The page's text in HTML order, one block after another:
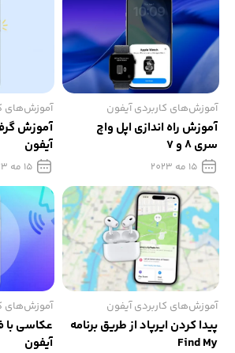
آموزش‌های کاربردی آیفون
آموزش راه اندازی اپل واچ
سری 8 و 7
15 مه 2023
آموزش‌های
آموزش
آیفون
15 مه 2023
آموزش‌های کاربردی آیفون
پیدا کردن ایرپاد از طریق برنامه
Find My
آموزش‌های
عکاسی با
آیفون